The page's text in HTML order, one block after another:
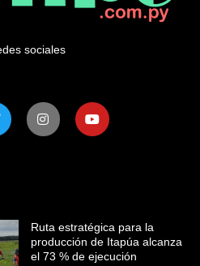
sociales
Ruta estratégica para la
producción de Itapúa alcanza
el 73 % de ejecución